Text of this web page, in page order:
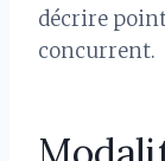
décrire
concurrent.